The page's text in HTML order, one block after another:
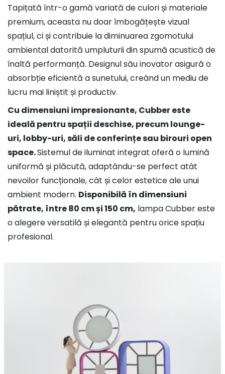
Tapițată într-o gamă variată de culori și materiale
premium, aceasta nu doar îmbogățește vizual
spațiul, ci și contribuie la diminuarea zgomotului
ambiental datorită umpluturii din spumă acustică de
înaltă performanță. Designul său inovator asigură o
absorbție eficientă a sunetului, creând un mediu de
lucru mai liniștit și productiv.
Cu dimensiuni impresionante, Cubber este
ideală pentru spații deschise, precum lounge-
uri, lobby-uri, săli de conferințe sau birouri open
space.Sistemul de iluminat integrat oferă o lumină
uniformă și plăcută, adaptându-se perfect atât
nevoilor funcționale, cât și celor estetice ale unui
ambient modern. Disponibilă în dimensiuni
pătrate, între 80 cm și 150 cm, lampa Cubber este
o alegere versatilă și elegantă pentru orice spațiu
profesional.